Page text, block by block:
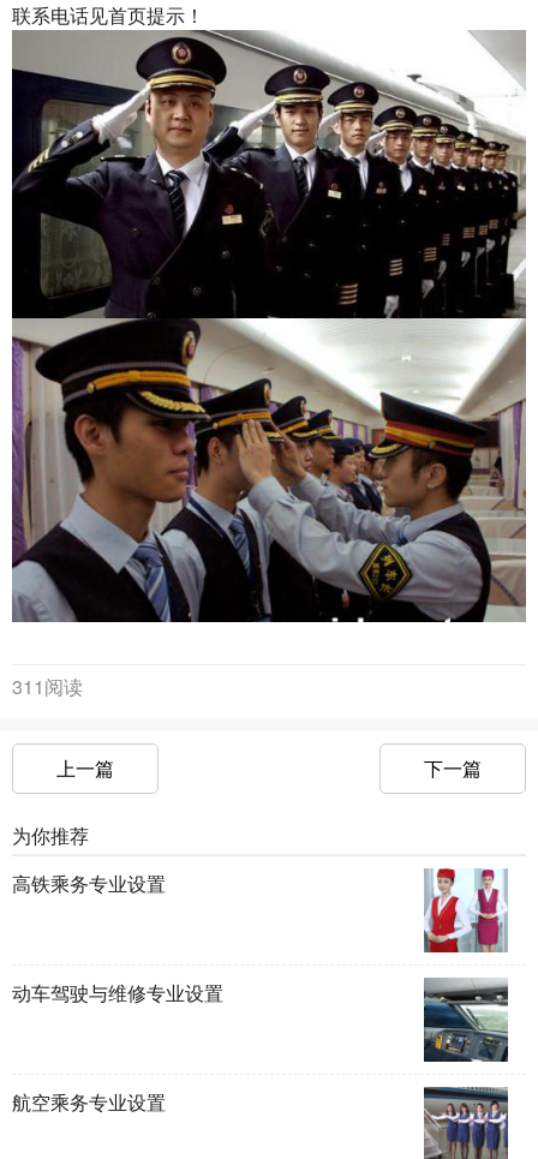
联系电话见首页提示！
311阅读
上一篇 下一篇
为你推荐
高铁乘务专业设置
动车驾驶与维修专业设置
航空乘务专业设置